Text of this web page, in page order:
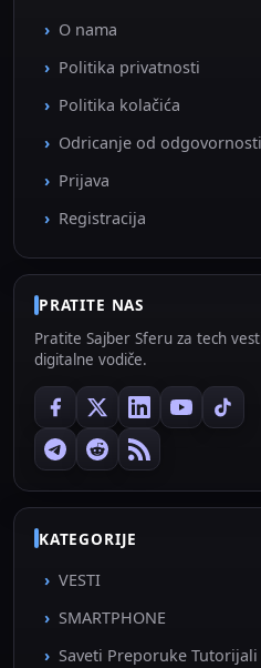
O nama
Politika privatnosti
Politika kolačića
Odricanje od odgovornosti
Prijava
Registracija
PRATITE NAS
Pratite Sajber Sferu za tech
digitalne vodiče.
KATEGORIJE
VESTI
SMARTPHONE
Saveti Preporuke Tutorijali